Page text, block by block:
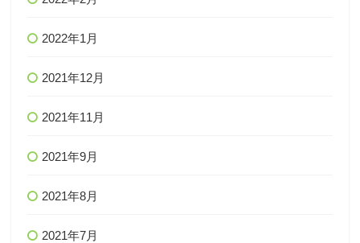
2022年1月
2021年12月
2021年11月
2021年9月
2021年8月
2021年7月